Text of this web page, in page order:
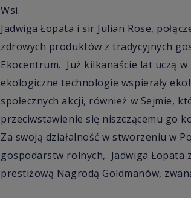
Wsi.
Jadwiga Łopata i sir Julian Rose,
zdrowych produktów z tradycyjnych
Ekocentrum. Już kilkanaście lat uczą
ekologiczne technologie wspierały
społecznych akcji, również w Sejmie,
przeciwstawienie się niszczącemu go
Za swoją działalność w stworzeniu w
gospodarstw rolnych, Jadwiga Łopata
prestiżową Nagrodą Goldmanów,